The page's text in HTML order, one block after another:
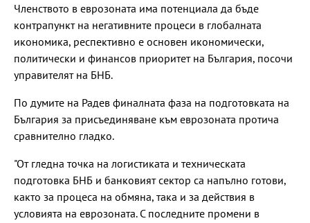
Членството в еврозоната има потенциала да бъде
контрапункт на негативните процеси в глобалната
икономика, респективно е основен икономически,
политически и финансов приоритет на България, посочи
управителят на БНБ.
По думите на Радев финалната фаза на подготовката на
България за присъединяване към еврозоната протича
сравнително гладко.
"От гледна точка на логистиката и техническата
подготовка БНБ и банковият сектор са напълно готови,
както за процеса на обмяна, така и за действия в
условията на еврозоната. С последните промени в